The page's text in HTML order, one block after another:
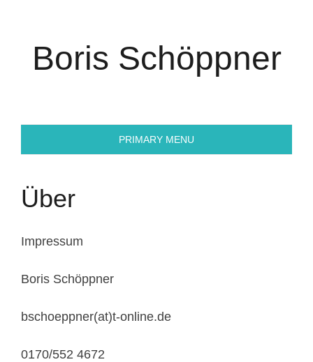
contentBoris Schöppner
PRIMARY MENU
Über
Impressum
Boris Schöppner
bschoeppner(at)t-online.de
0170/552 4672